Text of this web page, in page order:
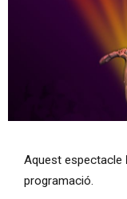
Aquest espectacle
programació.